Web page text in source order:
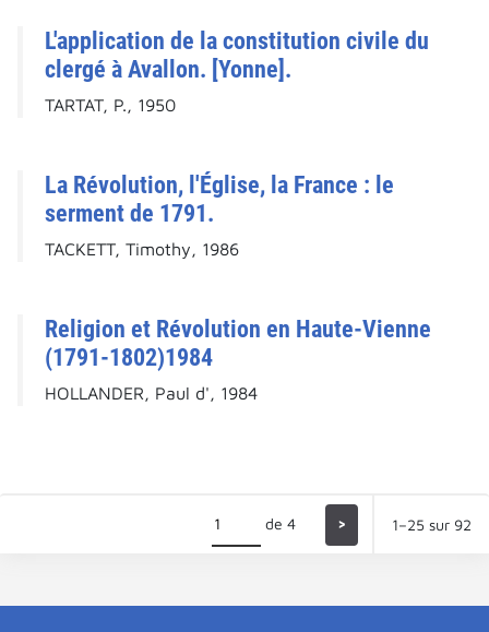
L'application de la constitution civile du
clergé à Avallon. [Yonne].
TARTAT, P., 1950
La Révolution, l'Église, la France : le
serment de 1791.
TACKETT, Timothy, 1986
Religion et Révolution en Haute-Vienne
(1791-1802)1984
HOLLANDER, Paul d', 1984
de 4 > 1–25 sur 92